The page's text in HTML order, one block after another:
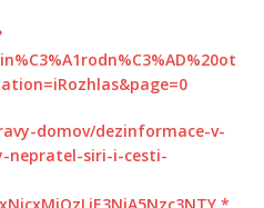
domov/dezinformace-v-
nepratel-siri-i-cesti-